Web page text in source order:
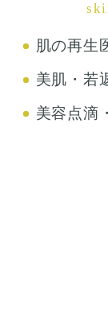
肌の再生
美肌・若
美容点滴